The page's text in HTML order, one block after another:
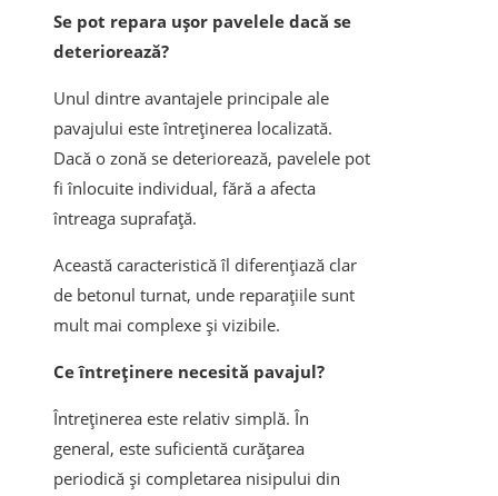
Se pot repara ușor pavelele dacă se
deteriorează?
Unul dintre avantajele principale ale
pavajului este întreținerea localizată.
Dacă o zonă se deteriorează, pavelele pot
fi înlocuite individual, fără a afecta
întreaga suprafață.
Această caracteristică îl diferențiază clar
de betonul turnat, unde reparațiile sunt
mult mai complexe și vizibile.
Ce întreținere necesită pavajul?
Întreținerea este relativ simplă. În
general, este suficientă curățarea
periodică și completarea nisipului din